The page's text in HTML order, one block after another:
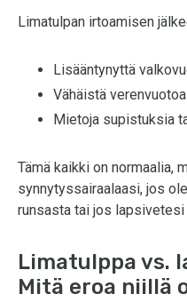
Limatulpan irtoamisen
Lisääntynyttä
Vähäistä verenvuotoa
Mietoja supistuksia
Tämä kaikki on normaalia,
synnytyssairaalaasi, jos
runsasta tai jos lapsivetesi
Limatulppa vs.
Mitä eroa niillä